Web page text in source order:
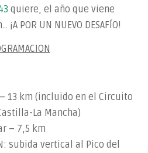
quiere, el año que viene
POR UN NUEVO DESAFÍO!
13 km (incluido en el Circuito
La Mancha)
– 7,5 km
subida vertical al Pico del